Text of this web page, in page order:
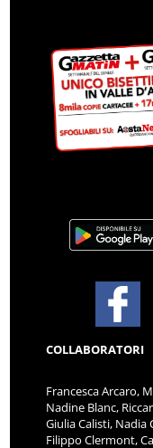
COLLABORATORI
Francesca Arcaro,
Nadine Blanc,
Giulia Calisti, Nadia
Filippo Clermont,